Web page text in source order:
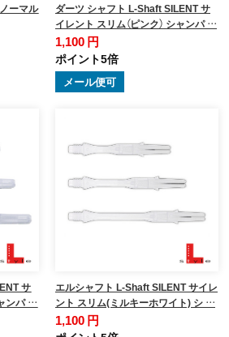
ーマル
ダーツ シャフト L-Shaft SILENT サ
イレント スリム（ピンク） シャンパ …
1,100 円
ポイント5倍
メール便可
サ
ンパ …
エルシャフト L-Shaft SILENT サイレ
ント スリム(ミルキーホワイト) シ …
1,100 円